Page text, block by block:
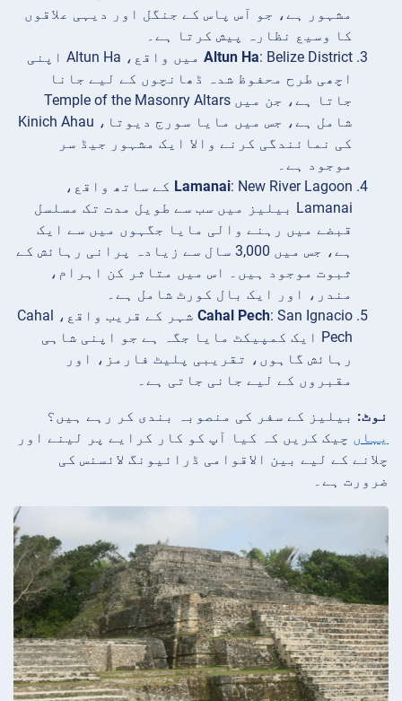
مشہور ہے، جو آس پاس کے جنگل اور دیہی علاقوں
کا وسیع نظارہ پیش کرتا ہے۔
Altun Ha
: Belize District میں واقع، Altun Ha اپنی
اچھی طرح محفوظ شدہ ڈھانچوں کے لیے جانا
جاتا ہے، جن میں Temple of the Masonry Altars
شامل ہے، جس میں مایا سورج دیوتا، Kinich Ahau
کی نمائندگی کرنے والا ایک مشہور جیڈ سر
موجود ہے۔
Lamanai : New River Lagoon کے ساتھ واقع،
Lamanai بیلیز میں سب سے طویل مدت تک مسلسل
قبضے میں رہنے والی مایا جگہوں میں سے ایک
ہے، جس میں 3,000 سال سے زیادہ پرانی رہائش کے
ثبوت موجود ہیں۔ اس میں متاثر کن اہرام،
مندر، اور ایک بال کورٹ شامل ہے۔
Cahal Pech
: San Ignacio شہر کے قریب واقع، Cahal
Pech ایک کمپیکٹ مایا جگہ ہے جو اپنی شاہی
رہائش گاہوں، تقریبی پلیٹ فارمز، اور
مقبروں کے لیے جانی جاتی ہے۔
نوٹ: بیلیز کے سفر کی منصوبہ بندی کر رہے ہیں؟
یہاں چیک کریں کہ کیا آپ کو کار کرایے پر لینے اور
چلانے کے لیے بین الاقوامی ڈرائیونگ لائسنس کی
ضرورت ہے۔